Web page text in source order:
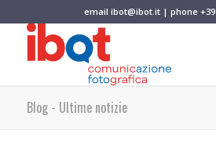
emailibot@ibot.it | phone
Blog - Ultime notizie